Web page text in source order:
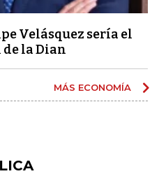
Velásquez sería el
la Dian
MÁS ECONOMÍA